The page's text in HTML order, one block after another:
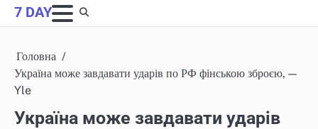
Skip
to
7 DAY
Головна
Україна може завдавати ударів по РФ фінською зброєю, —
Yle
Україна може завдавати ударів